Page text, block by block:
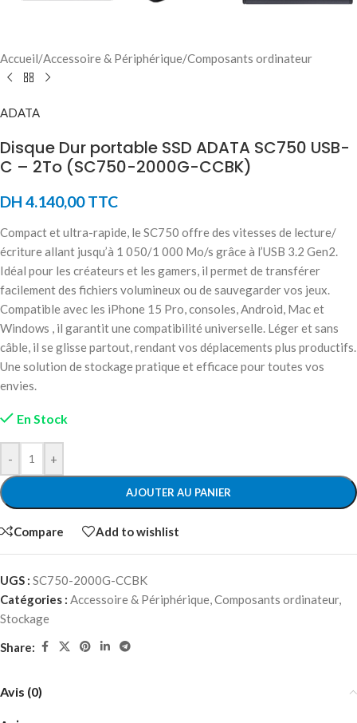
Accueil/Accessoire & Périphérique/Composants ordinateur
ADATA
Disque Dur portable SSD ADATA SC750 USB-
C – 2To (SC750-2000G-CCBK)
DH 4.140,00TTC
Compact et ultra-rapide, le SC750 offre des vitesses de lecture/
écriture allant jusqu’à 1 050/1 000 Mo/s grâce à l’USB 3.2 Gen2.
Idéal pour les créateurs et les gamers, il permet de transférer
facilement des fichiers volumineux ou de sauvegarder vos jeux.
Compatible avec les iPhone 15 Pro, consoles, Android, Mac et
Windows , il garantit une compatibilité universelle. Léger et sans
câble, il se glisse partout, rendant vos déplacements plus productifs.
Une solution de stockage pratique et efficace pour toutes vos
envies.
En Stock
- +
AJOUTER AU PANIER
Compare Add to wishlist
UGS : SC750-2000G-CCBK
Catégories : Accessoire & Périphérique,Composants ordinateur,
Stockage
Share:
Avis (0)